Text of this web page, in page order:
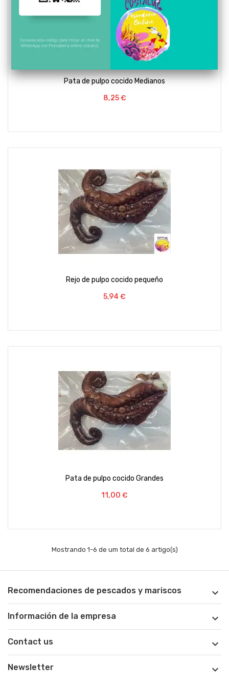
Pata de pulpo cocido Medianos
Preço
8,25 €
Rejo de pulpo cocido pequeño
Preço
5,94 €
Pata de pulpo cocido Grandes
Preço
11,00 €
Mostrando 1-6 de um total de 6 artigo(s)
Recomendaciones de pescados y mariscos 
Información de la empresa 
Contact us 
Newsletter 